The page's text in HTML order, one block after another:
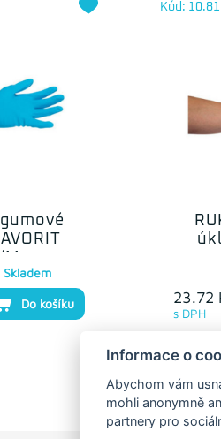
gumové
Skladem
Do košíku
Kód:
23.72
s DPH
Informace o
Abychom vám
mohli anonymně
partnery pro